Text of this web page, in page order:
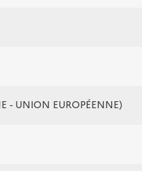
- UNION EUROPÉENNE)